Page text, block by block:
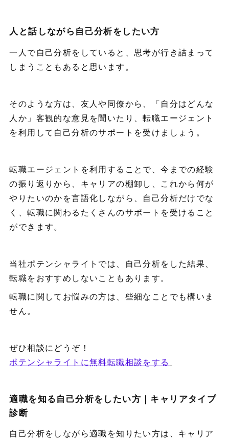
人と話しながら自己分析をしたい方
一人で自己分析をしていると、思考が行き詰まって
しまうこともあると思います。
そのような方は、友人や同僚から、「自分はどんな
人か」客観的な意見を聞いたり、転職エージェント
を利用して自己分析のサポートを受けましょう。
転職エージェントを利用することで、今までの経験
の振り返りから、キャリアの棚卸し、これから何が
やりたいのかを言語化しながら、自己分析だけでな
く、転職に関わるたくさんのサポートを受けること
ができます。
当社ポテンシャライトでは、自己分析をした結果、
転職をおすすめしないこともあります。
転職に関してお悩みの方は、些細なことでも構いま
せん。
ぜひ相談にどうぞ！
ポテンシャライトに無料転職相談をする
適職を知る自己分析をしたい方｜キャリアタイプ
診断
自己分析をしながら適職を知りたい方は、キャリア